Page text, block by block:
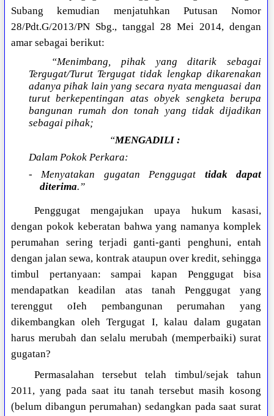
Subang kemudian menjatuhkan Putusan Nomor
28/Pdt.G/2013/PN Sbg., tanggal 28 Mei 2014, dengan
amar sebagai berikut:
“Menimbang, pihak yang ditarik sebagai
Tergugat/Turut Tergugat tidak lengkap dikarenakan
adanya pihak lain yang secara nyata menguasai dan
turut berkepentingan atas obyek sengketa berupa
bangunan rumah don tonah yang tidak dijadikan
sebagai pihak;
“MENGADILI :
Dalam Pokok Perkara:
- Menyatakan gugatan Penggugat tidak dapat
diterima.”
Penggugat mengajukan upaya hukum kasasi,
dengan pokok keberatan bahwa yang namanya komplek
perumahan sering terjadi ganti-ganti penghuni, entah
dengan jalan sewa, kontrak ataupun over kredit, sehingga
timbul pertanyaan: sampai kapan Penggugat bisa
mendapatkan keadilan atas tanah Penggugat yang
terenggut oIeh pembangunan perumahan yang
dikembangkan oleh Tergugat I, kalau dalam gugatan
harus merubah dan selalu merubah (memperbaiki) surat
gugatan?
Permasalahan tersebut telah timbul/sejak tahun
2011, yang pada saat itu tanah tersebut masih kosong
(belum dibangun perumahan) sedangkan pada saat surat